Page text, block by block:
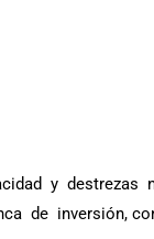
y
de inversión,